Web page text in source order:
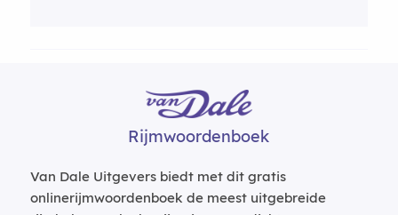
Rijmwoordenboek
Van Dale Uitgevers biedt met dit gratis
onlinerijmwoordenboek de meest uitgebreide